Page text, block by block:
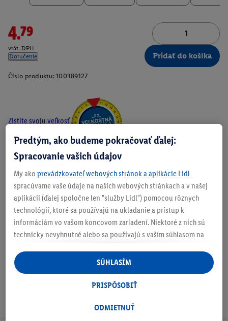
4.79
vrát. DPH
Doručenie
Pridať do košíka
Číslo produktu: 100389127
Zistite svoju veľkosť
O produkte
Podrobnosti o bezpečnosti produktu
Predtým, ako budeme pokračovať ďalej:
Spracovanie vašich údajov
My ako prevádzkovateľ webových stránok a aplikácie Lidl
spracúvame vaše údaje na našich webových stránkach a v našej
aplikácii (ďalej spoločne len "služby Lidl") pomocou rôznych
technológií, ktoré sa používajú na ukladanie a prístup k
informáciám vo vašom koncovom zariadení. Niektoré z nich sú
technicky nevyhnutné alebo sa používajú s vaším súhlasom na
personalizovanú reklamu v rámci služieb Lidl aj mimo nich. Ak
ste účastníkom programu Lidl Plus, na tieto účely sa spracúvajú
aj údaje z vášho nákupného správania v obchode.
následne si vytvoríte účet Lidl Plus alebo sa prihlásite do svojho
ODMIETNUŤ
PRISPÔSOBIŤ
SÚHLASÍM